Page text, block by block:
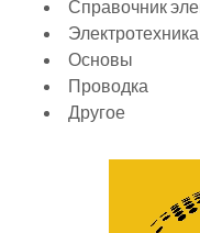
Справочник
Электротехника
Основы
Проводка
Другое